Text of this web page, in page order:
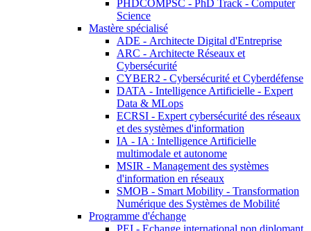
PHDCOMPSC - PhD Track - Computer
Science
Mastère spécialisé
ADE - Architecte Digital d'Entreprise
ARC - Architecte Réseaux et
Cybersécurité
CYBER2 - Cybersécurité et Cyberdéfense
DATA - Intelligence Artificielle - Expert
Data & MLops
ECRSI - Expert cybersécurité des réseaux
et des systèmes d'information
IA - IA : Intelligence Artificielle
multimodale et autonome
MSIR - Management des systèmes
d'information en réseaux
SMOB - Smart Mobility - Transformation
Numérique des Systèmes de Mobilité
Programme d'échange
PEI - Echange international non diplomant